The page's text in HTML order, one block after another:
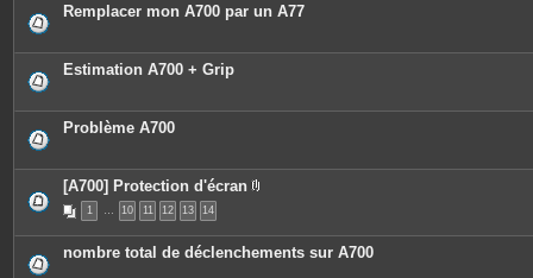
Remplacer mon A700 par un A77
Estimation A700 + Grip
Problème A700
[A700] Protection d'écran
c
e
1 … 10 11 12 13 14
nombre total de déclenchements sur A700